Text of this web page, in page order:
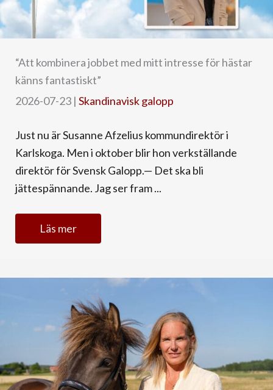
“Att kombinera jobbet med mitt intresse för hästar
känns fantastiskt”
2026-07-23 | Skandinavisk galopp
Just nu är Susanne Afzelius kommundirektör i
Karlskoga. Men i oktober blir hon verkställande
direktör för Svensk Galopp.— Det ska bli
jättespännande. Jag ser fram ...
Läs mer